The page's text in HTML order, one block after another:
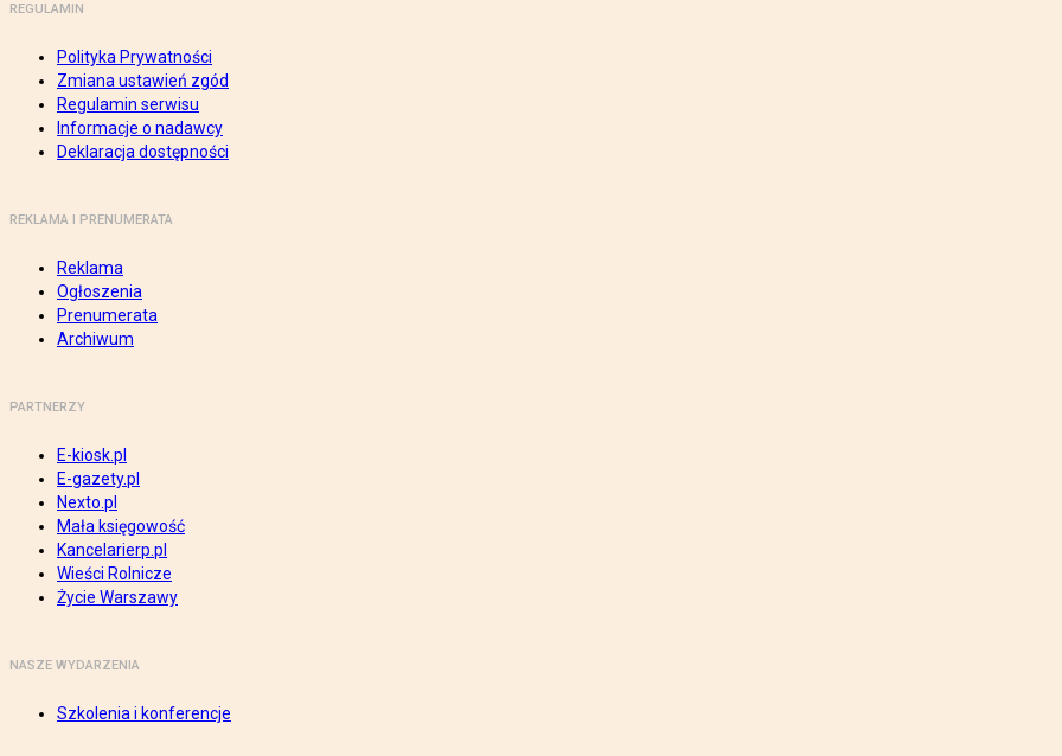
REGULAMIN
Polityka Prywatności
Zmiana ustawień zgód
Regulamin serwisu
Informacje o nadawcy
Deklaracja dostępności
REKLAMA I PRENUMERATA
Reklama
Ogłoszenia
Prenumerata
Archiwum
PARTNERZY
E-kiosk.pl
E-gazety.pl
Nexto.pl
Mała księgowość
Kancelarierp.pl
Wieści Rolnicze
Życie Warszawy
NASZE WYDARZENIA
Szkolenia i konferencje